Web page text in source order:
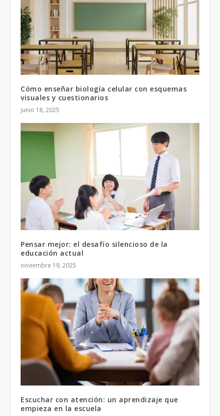
Cómo enseñar biología celular con esquemas
visuales y cuestionarios
junio 18, 2025
Pensar mejor: el desafío silencioso de la
educación actual
noviembre 19, 2025
Escuchar con atención: un aprendizaje que
empieza en la escuela